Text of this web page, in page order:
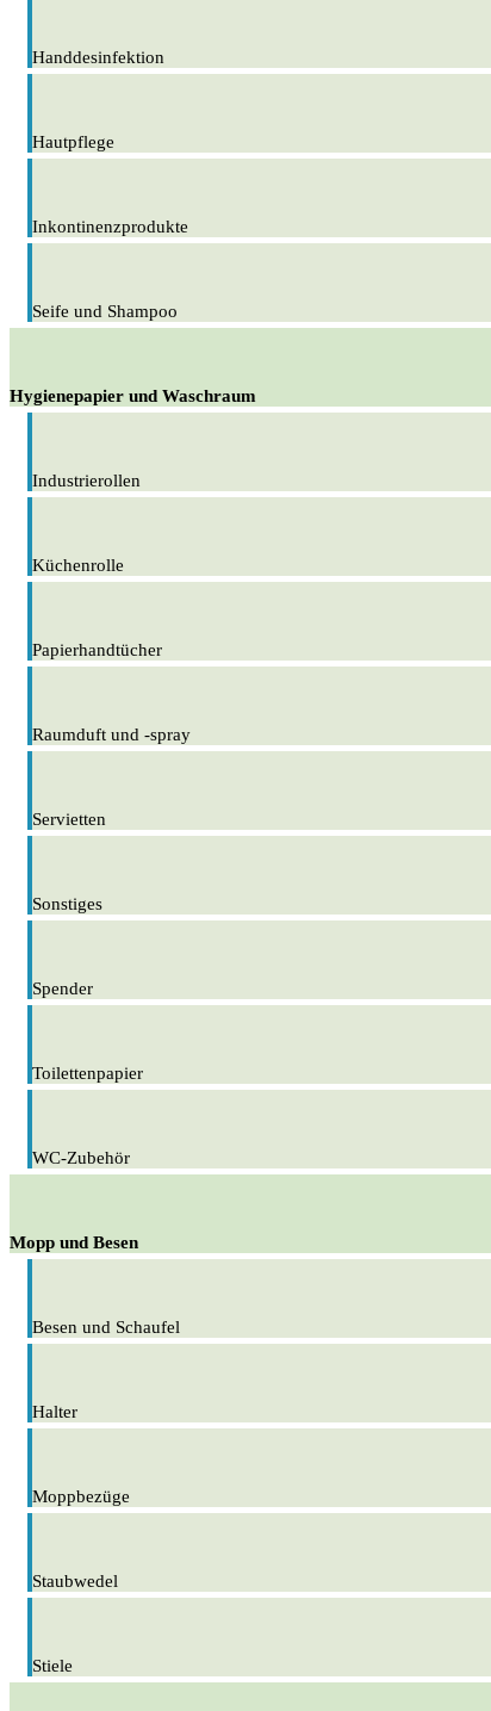
Handdesinfektion
Hautpflege
Inkontinenzprodukte
Seife und Shampoo
Hygienepapier und Waschraum
Industrierollen
Küchenrolle
Papierhandtücher
Raumduft und -spray
Servietten
Sonstiges
Spender
Toilettenpapier
WC-Zubehör
Mopp und Besen
Besen und Schaufel
Halter
Moppbezüge
Staubwedel
Stiele